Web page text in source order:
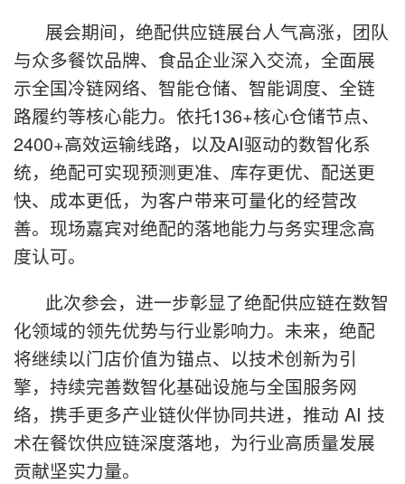
展会期间，绝配供应链展台人气高涨，团队
与众多餐饮品牌、食品企业深入交流，全面展
示全国冷链网络、智能仓储、智能调度、全链
路履约等核心能力。依托136+核心仓储节点、
2400+高效运输线路，以及AI驱动的数智化系
统，绝配可实现预测更准、库存更优、配送更
快、成本更低，为客户带来可量化的经营改
善。现场嘉宾对绝配的落地能力与务实理念高
度认可。
此次参会，进一步彰显了绝配供应链在数智
化领域的领先优势与行业影响力。未来，绝配
将继续以门店价值为锚点、以技术创新为引
擎，持续完善数智化基础设施与全国服务网
络，携手更多产业链伙伴协同共进，推动 AI 技
术在餐饮供应链深度落地，为行业高质量发展
贡献坚实力量。